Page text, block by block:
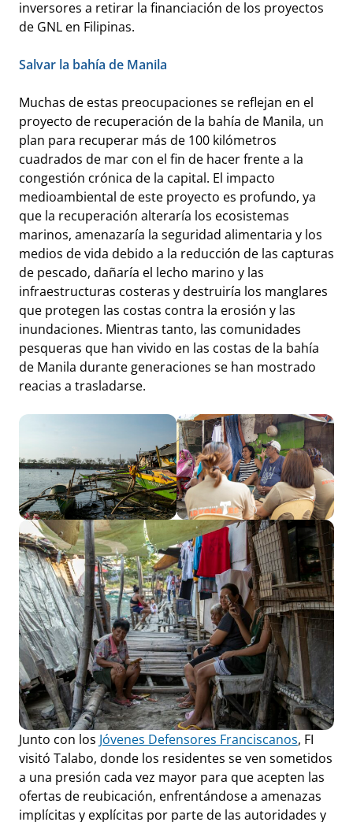
inversores a retirar la financiación de los proyectos
de GNL en Filipinas.
Salvar la bahía de Manila
Muchas de estas preocupaciones se reflejan en el
proyecto de recuperación de la bahía de Manila, un
plan para recuperar más de 100 kilómetros
cuadrados de mar con el fin de hacer frente a la
congestión crónica de la capital. El impacto
medioambiental de este proyecto es profundo, ya
que la recuperación alteraría los ecosistemas
marinos, amenazaría la seguridad alimentaria y los
medios de vida debido a la reducción de las capturas
de pescado, dañaría el lecho marino y las
infraestructuras costeras y destruiría los manglares
que protegen las costas contra la erosión y las
inundaciones. Mientras tanto, las comunidades
pesqueras que han vivido en las costas de la bahía
de Manila durante generaciones se han mostrado
reacias a trasladarse.
Junto con los Jóvenes Defensores Franciscanos, FI
visitó Talabo, donde los residentes se ven sometidos
a una presión cada vez mayor para que acepten las
ofertas de reubicación, enfrentándose a amenazas
implícitas y explícitas por parte de las autoridades y